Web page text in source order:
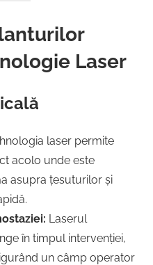
Laser
laser permite
acolo unde este
asupra țesuturilor și
Laserul
în timpul intervenției,
un câmp operator